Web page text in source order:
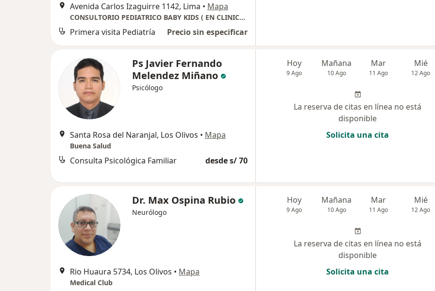
Avenida Carlos Izaguirre 1142, Lima • Mapa
CONSULTORIO PEDIATRICO BABY KIDS ( EN CLINICA SAN BARTOLOME DE LOS OLIVOS) , URBANIZACION COVIDA LOS OLIVOS
Primera visita Pediatría Precio sin especificar
Ps Javier Fernando
Melendez Miñano
Psicólogo
Santa Rosa del Naranjal, Los Olivos • Mapa
Buena Salud
Consulta Psicológica Familiar desde s/ 70
Hoy
9 Ago
Mañana
10 Ago
Mar
11 Ago
Mié
12 Ago
La reserva de citas en línea no está
disponible
Solicita una cita
Dr. Max Ospina Rubio
Neurólogo
Rio Huaura 5734, Los Olivos • Mapa
Medical Club
Hoy
9 Ago
Mañana
10 Ago
Mar
11 Ago
Mié
12 Ago
La reserva de citas en línea no está
disponible
Solicita una cita